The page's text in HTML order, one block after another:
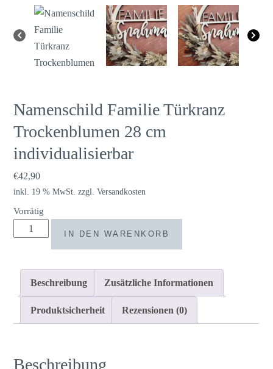
Namenschild Familie Türkranz
Trockenblumen 28 cm
individualisierbar
€42,90
inkl. 19 % MwSt. zzgl.Versandkosten
Vorrätig
Namenschild
individualisierbar
IN DEN WARENKORB
Beschreibung Zusätzliche Informationen
Produktsicherheit Rezensionen (0)
Beschreibung